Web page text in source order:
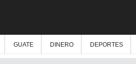
GUATE DINERO DEPORTES